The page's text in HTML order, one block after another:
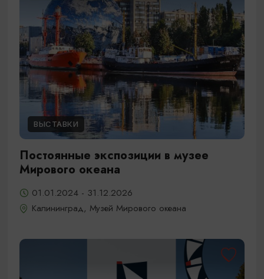
ВЫСТАВКИ
Постоянные экспозиции в музее
Мирового океана
01.01.2024 - 31.12.2026
Калининград, Музей Мирового океана